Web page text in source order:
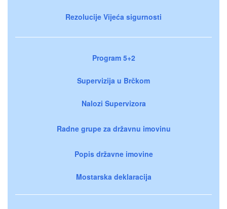
Rezolucije Vijeća sigurnosti
Program 5+2
Supervizija u Brčkom
Nalozi Supervizora
Radne grupe za državnu imovinu
Popis državne imovine
Mostarska deklaracija